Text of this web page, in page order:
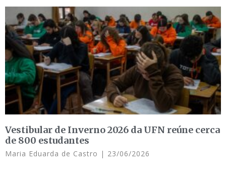
Vestibular de Inverno 2026 da UFN reúne cerca
de 800 estudantes
Maria Eduarda de Castro 23/06/2026